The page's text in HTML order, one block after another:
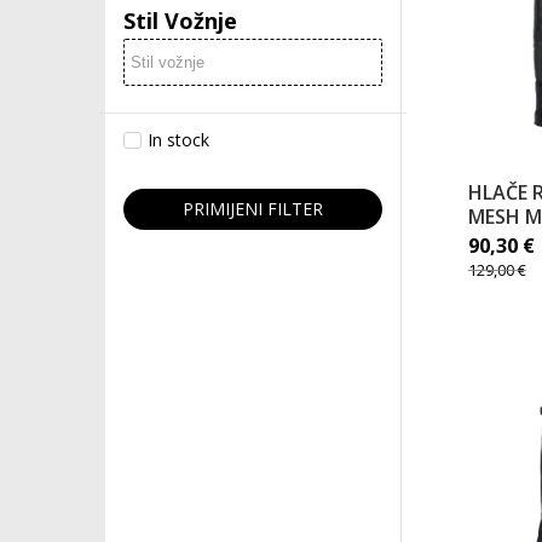
Stil Vožnje
In stock
PRIMIJENI FILTER
HLAČE
MESH
90,30 €
129,00€